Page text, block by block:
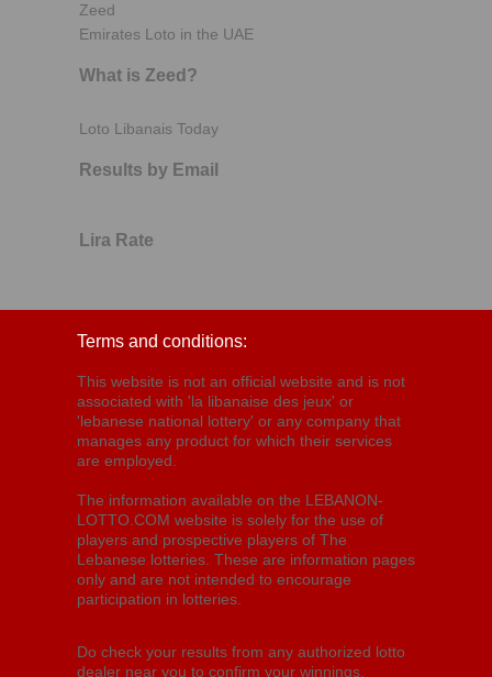
Zeed
Emirates Loto in the UAE
What is Zeed?
Loto Libanais Today
Results by Email
Lira Rate
Terms and conditions:
This website is not an official website and is not
associated with 'la libanaise des jeux' or
'lebanese national lottery' or any company that
manages any product for which their services
are employed.
The information available on the LEBANON-
LOTTO.COM website is solely for the use of
players and prospective players of The
Lebanese lotteries. These are information pages
only and are not intended to encourage
participation in lotteries.
Do check your results from any authorized lotto
dealer near you to confirm your winnings.